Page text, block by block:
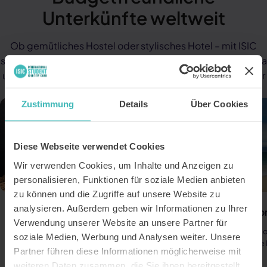
Zustimmung Details Über Cookies
Diese Webseite verwendet Cookies
Wir verwenden Cookies, um Inhalte und Anzeigen zu
personalisieren, Funktionen für soziale Medien anbieten
zu können und die Zugriffe auf unsere Website zu
analysieren. Außerdem geben wir Informationen zu Ihrer
Verwendung unserer Website an unsere Partner für
soziale Medien, Werbung und Analysen weiter. Unsere
Partner führen diese Informationen möglicherweise mit
Unterkünfte weltweit
Ob gemütliches Hostel oder stylisches Hotel – mit ISIC
sicherst du dir Rabatte für Unterkünfte in Österreich, Europa
und bis in die entlegensten Ecken der Welt. So bleibt mehr
Geld für Erlebnisse vor Ort übrig!
Expedia
mehr auf deine